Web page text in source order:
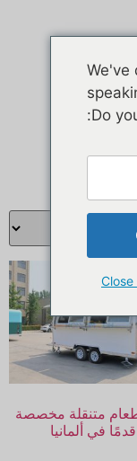
متنقلة مخصصة
We've
Do